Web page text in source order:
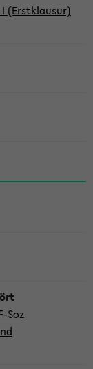
I (Erstklausur)
Soz